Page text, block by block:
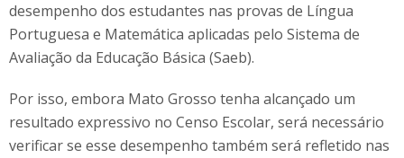
desempenho dos estudantes nas provas de Língua
Portuguesa e Matemática aplicadas pelo Sistema de
Avaliação da Educação Básica (Saeb).
Por isso, embora Mato Grosso tenha alcançado um
resultado expressivo no Censo Escolar, será necessário
verificar se esse desempenho também será refletido nas